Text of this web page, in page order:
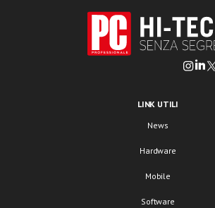
LINK UTILI
News
Hardware
Mobile
Software